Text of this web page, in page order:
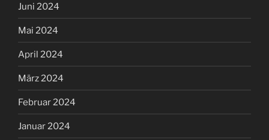
Juni 2024
Mai 2024
April 2024
März 2024
Februar 2024
Januar 2024